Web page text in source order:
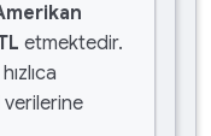
etmektedir.